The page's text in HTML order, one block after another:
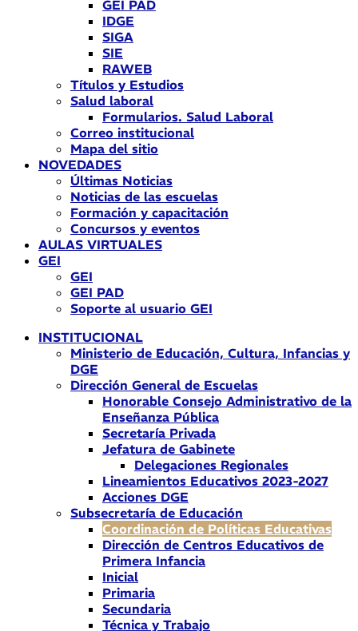
GEI PAD
IDGE
SIGA
SIE
RAWEB
Títulos y Estudios
Salud laboral
Formularios. Salud Laboral
Correo institucional
Mapa del sitio
NOVEDADES
Últimas Noticias
Noticias de las escuelas
Formación y capacitación
Concursos y eventos
AULAS VIRTUALES
GEI
GEI
GEI PAD
Soporte al usuario GEI
INSTITUCIONAL
Ministerio de Educación, Cultura, Infancias y
DGE
Dirección General de Escuelas
Honorable Consejo Administrativo de la
Enseñanza Pública
Secretaría Privada
Jefatura de Gabinete
Delegaciones Regionales
Lineamientos Educativos 2023-2027
Acciones DGE
Subsecretaría de Educación
Coordinación de Políticas Educativas
Dirección de Centros Educativos de
Primera Infancia
Inicial
Primaria
Secundaria
Técnica y Trabajo